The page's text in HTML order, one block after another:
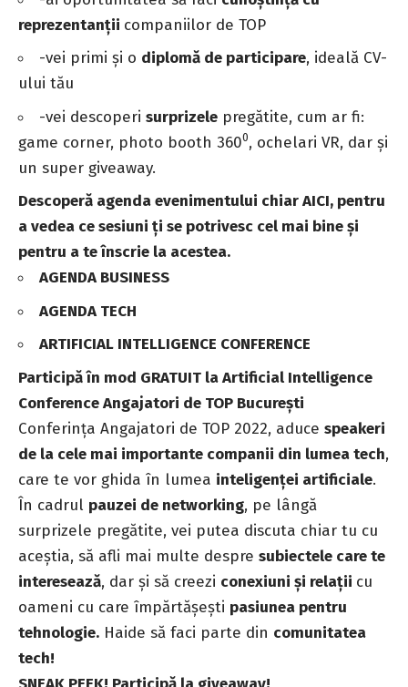
reprezentanții companiilor de TOP
-vei primi și o diplomă de participare, ideală CV-
ului tău
-vei descoperi surprizele pregătite, cum ar fi:
game corner, photo booth 3600, ochelari VR, dar și
un super giveaway.
Descoperă agenda evenimentului chiar AICI, pentru
a vedea ce sesiuni ți se potrivesc cel mai bine și
pentru a te înscrie la acestea.
AGENDA BUSINESS
AGENDA TECH
ARTIFICIAL INTELLIGENCE CONFERENCE
Participă în mod GRATUIT la Artificial Intelligence
Conference Angajatori de TOP București
Conferința Angajatori de TOP 2022, aduce speakeri
de la cele mai importante companii din lumea tech,
care te vor ghida în lumea inteligenței artificiale.
În cadrul pauzei de networking, pe lângă
surprizele pregătite, vei putea discuta chiar tu cu
aceștia, să afli mai multe despre subiectele care te
interesează, dar și să creezi conexiuni și relații cu
oameni cu care împărtășești pasiunea pentru
tehnologie. Haide să faci parte din comunitatea
tech!